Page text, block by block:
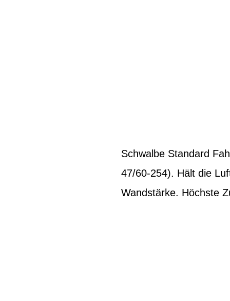
Schwalbe Standard
47/60-254). Hält die
Wandstärke. Höchste